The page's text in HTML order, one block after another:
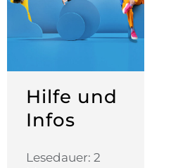
Hilfe und
Infos
Lesedauer: 2